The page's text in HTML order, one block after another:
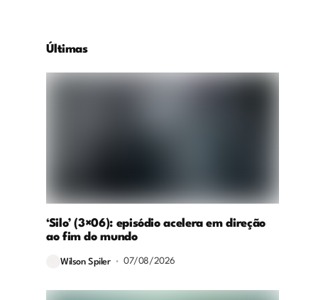
Últimas
‘Silo’ (3×06): episódio acelera em direção
ao fim do mundo
Wilson Spiler 07/08/2026